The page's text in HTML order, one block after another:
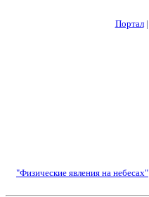
Портал|
"Физические явления на небесах"